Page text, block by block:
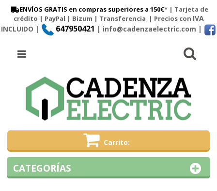
ENVÍOS GRATIS en compras superiores a 150€* | Tarjeta de
crédito | PayPal | Bizum | Transferencia | Precios con IVA
INCLUIDO |
647950421 | info@cadenzaelectric.com |
Carrito
Menú
CATEGORÍAS